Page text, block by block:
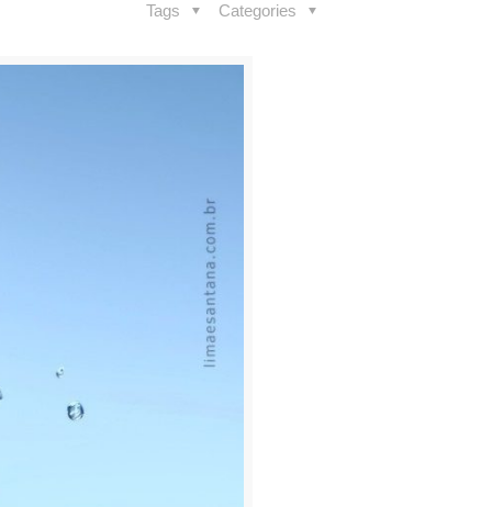
Categories
Tags